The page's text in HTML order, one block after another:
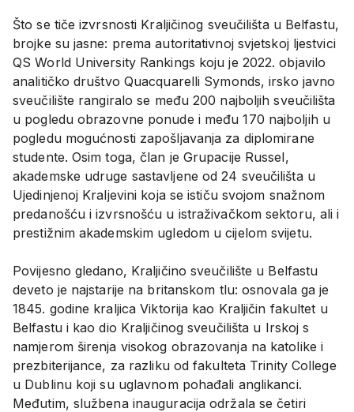
Što se tiče izvrsnosti Kraljičinog sveučilišta u Belfastu,
brojke su jasne: prema autoritativnoj svjetskoj ljestvici
QS World University Rankings koju je 2022. objavilo
analitičko društvo Quacquarelli Symonds, irsko javno
sveučilište rangiralo se među 200 najboljih sveučilišta
u pogledu obrazovne ponude i među 170 najboljih u
pogledu mogućnosti zapošljavanja za diplomirane
studente. Osim toga, član je Grupacije Russel,
akademske udruge sastavljene od 24 sveučilišta u
Ujedinjenoj Kraljevini koja se ističu svojom snažnom
predanošću i izvrsnošću u istraživačkom sektoru, ali i
prestižnim akademskim ugledom u cijelom svijetu.
Povijesno gledano, Kraljičino sveučilište u Belfastu
deveto je najstarije na britanskom tlu: osnovala ga je
1845. godine kraljica Viktorija kao Kraljičin fakultet u
Belfastu i kao dio Kraljičinog sveučilišta u Irskoj s
namjerom širenja visokog obrazovanja na katolike i
prezbiterijance, za razliku od fakulteta Trinity College
u Dublinu koji su uglavnom pohađali anglikanci.
Međutim, službena inauguracija održala se četiri